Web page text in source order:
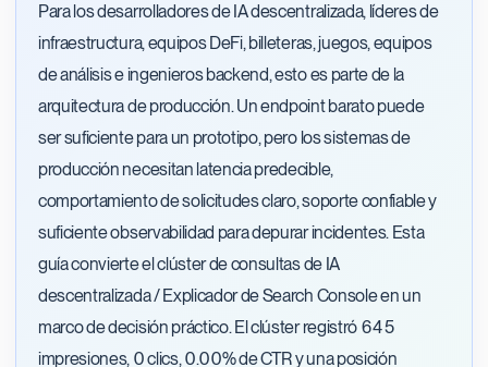
Para los desarrolladores de IA descentralizada, líderes de
infraestructura, equipos DeFi, billeteras, juegos, equipos
de análisis e ingenieros backend, esto es parte de la
arquitectura de producción. Un endpoint barato puede
ser suficiente para un prototipo, pero los sistemas de
producción necesitan latencia predecible,
comportamiento de solicitudes claro, soporte confiable y
suficiente observabilidad para depurar incidentes. Esta
guía convierte el clúster de consultas de IA
descentralizada / Explicador de Search Console en un
marco de decisión práctico. El clúster registró 645
impresiones, 0 clics, 0.00% de CTR y una posición